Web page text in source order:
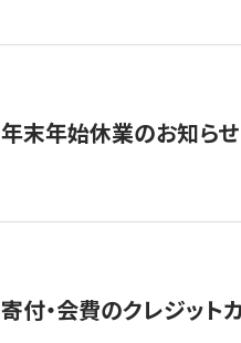
年末年始休業のお知らせ
寄付・会費のクレジット